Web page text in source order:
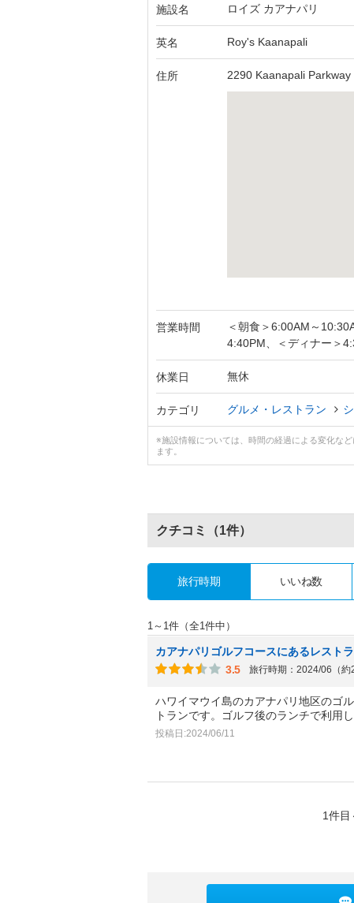
施設名 ロイズ カアナパリ
英名 Roy's Kaanapali
住所 2290 Kaanapali
営業時間
＜朝食＞6:00AM～
4:40PM、＜ディナー＞
休業日 無休
カテゴリ グルメ・レストラン
※施設情報については、時間の経過による変化な
ます。
クチコミ （1件）
旅行時期 いいね数
1～1件（全1件中）
カアナパリゴルフコースにあるレスト
3.5
旅行時期：2024/06（約2
ハワイマウイ島のカアナパリ地区のゴ
トランです。ゴルフ後のランチで利用
投稿日:2024/06/11
1件目